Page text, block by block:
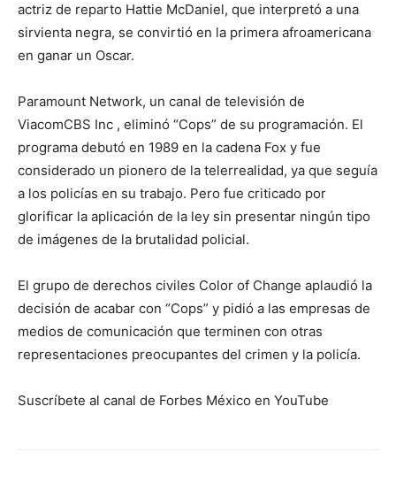
actriz de reparto Hattie McDaniel, que interpretó a una
sirvienta negra, se convirtió en la primera afroamericana
en ganar un Oscar.
Paramount Network, un canal de televisión de
ViacomCBS Inc , eliminó “Cops” de su programación. El
programa debutó en 1989 en la cadena Fox y fue
considerado un pionero de la telerrealidad, ya que seguía
a los policías en su trabajo. Pero fue criticado por
glorificar la aplicación de la ley sin presentar ningún tipo
de imágenes de la brutalidad policial.
El grupo de derechos civiles Color of Change aplaudió la
decisión de acabar con “Cops” y pidió a las empresas de
medios de comunicación que terminen con otras
representaciones preocupantes del crimen y la policía.
Suscríbete al canal de Forbes México en YouTube